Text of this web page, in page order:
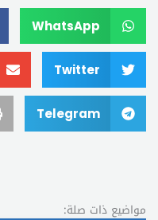
WhatsApp
Twitter
Telegram
مواضيع ذات صلة: